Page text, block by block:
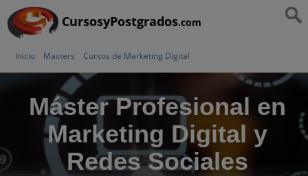
CursosyPostgrados.com
Inicio Masters Cursos de Marketing Digital
Máster Profesional en
Marketing Digital y
Redes Sociales